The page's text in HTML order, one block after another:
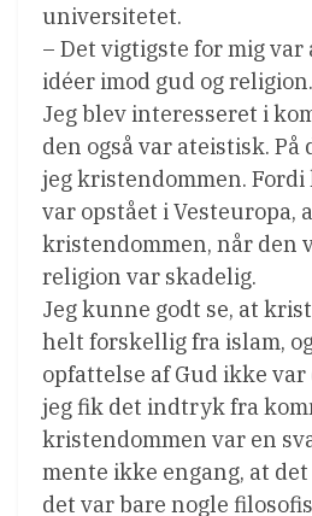
universitetet.
– Det vigtigste for mig var
idéer imod gud og religion.
Jeg blev interesseret i
den også var ateistisk. På
jeg kristendommen.
var opstået i Vesteuropa,
kristendommen, når den
religion var skadelig.
Jeg kunne godt se, at
helt forskellig fra islam,
opfattelse af Gud ikke var
jeg fik det indtryk fra
kristendommen var en
mente ikke engang, at
det var bare nogle